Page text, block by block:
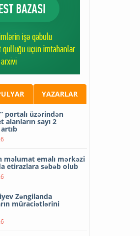
YAZARLAR
portalı üzərindən
alanların sayı 2
məlumat emalı mərkəzi
etirazlara səbəb olub
Zəngilanda
müraciətlərini